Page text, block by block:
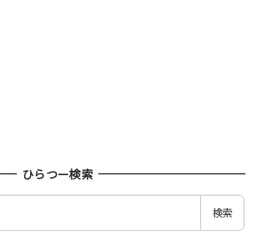
ひらつー検索
検索